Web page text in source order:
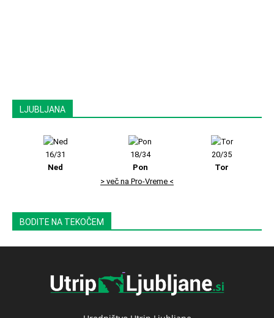
LJUBLJANA
16/31
Ned
18/34
Pon
20/35
Tor
> več na Pro-Vreme <
BODITE NA TEKOČEM